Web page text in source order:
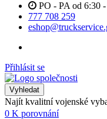
PO - PA od 6:30
777 708 259
Přihlásit se
Vyhledat
Najít kvalitní vojenské
0 K porovnání